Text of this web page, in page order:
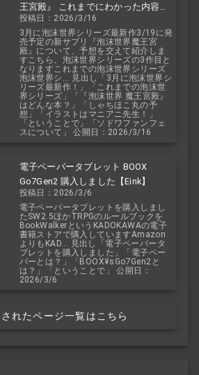
王宮殿』 これまでにわかった内容を
予想を交えて紹介
投稿日：2026/3/16
3月に泡沫世界シリーズ最新作3/19に発
売予定の新サプリ『泡沫世界魔王宮
殿』について、予想を交えて紹介しま
すこちら、泡沫世界シリーズの3作目と
なりますこれまでの泡沫世界シリーズ
泡沫世界シ... 見出し「3月に泡沫世界シ
リーズ最新作！」「これまでの泡沫世
界シリーズ」「『泡沫世界 魔王宮殿』
はどんな本？」「しゃちほこ丸の予
想」「イラストはマニアニ先生！」
「ということで」「ソドワファンフェ
スについて」 公開日：2026/3/16
電子ペーパータブレット BOOX
Go7Gen2 購入しました【Eink】
投稿日：2026/3/6
電子ペーパータブレットを購入しまし
たSW2.5ほかTRPGのルールブックを
BookWalkerというKADOKAWAの電子
書籍ストアで購入していますAmazon
よりもKAD... 見出し「電子ペーパータ
ブレットを購入しました」「電子ペー
パーとは？」「BOOX¥sGo7Gen2と
は？」「ということで」 公開日：
2026/3/6
れたページ一覧はこちら